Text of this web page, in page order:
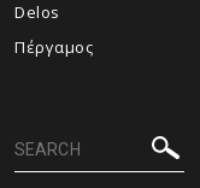
Delos
Πέργαμος